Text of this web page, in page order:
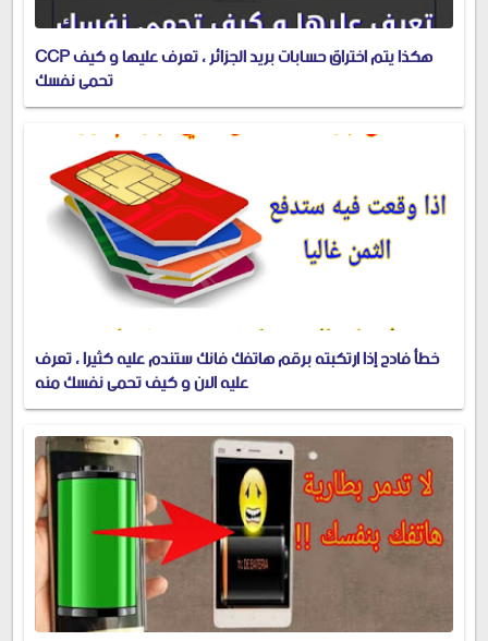
CCP هكذا يتم اختراق حسابات بريد الجزائر ، تعرف عليها و كيف
تحمي نفسك
خطأ فادح إذا ارتكبته برقم هاتفك فانك ستندم عليه كثيرا ، تعرف
عليه الان و كيف تحمي نفسك منه